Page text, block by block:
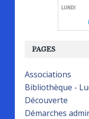
PAGES
Associations
Bibliothèque -
Découverte
Démarches